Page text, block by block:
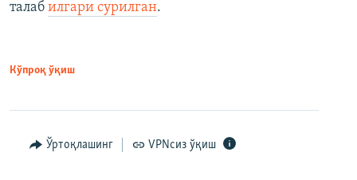
талаб илгари сурилган.
Кўпроқ ўқиш
Ўртоқлашинг VPNсиз ўқиш